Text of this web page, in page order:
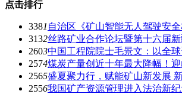
点击排行
3381 自治区《矿山智能无人驾驶安
3132丝路矿业合作论坛暨第十六届
2603中国工程院院士毛景文：以全
2574煤炭产量创近十年最大降幅！
2565盛夏聚力行，赋能矿山新发展
2556我国矿产资源管理进入法治新纪